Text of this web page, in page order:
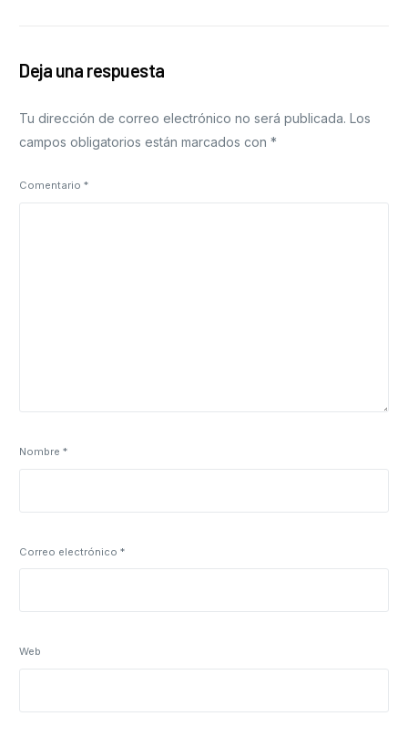
Deja una respuesta
Tu dirección de correo electrónico no será publicada. Los
campos obligatorios están marcados con*
Comentario*
Nombre*
Correo electrónico*
Web